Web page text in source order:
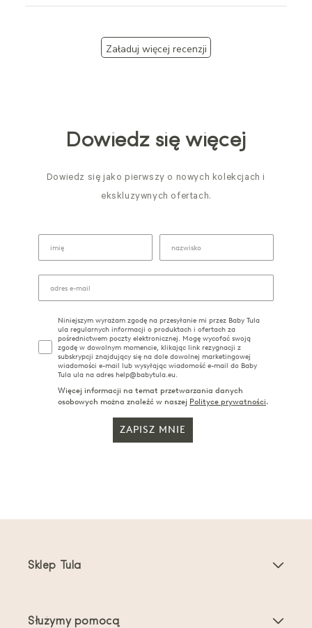
Załaduj więcej recenzji
Dowiedz się więcej
Dowiedz się jako pierwszy o nowych kolekcjach i
ekskluzywnych ofertach.
Niniejszym wyrażam zgodę na przesyłanie mi przez Baby Tula
ula regularnych informacji o produktach i ofertach za
pośrednictwem poczty elektronicznej. Mogę wycofać swoją
zgodę w dowolnym momencie, klikając link rezygnacji z
subskrypcji znajdujący się na dole dowolnej marketingowej
wiadomości e-mail lub wysyłając wiadomość e-mail do Baby
Tula ula na adres help@babytula.eu.
Więcej informacji na temat przetwarzania danych
osobowych można znaleźć w naszej Polityce prywatności.
ZAPISZ MNIE
Sklep Tula
Służymy pomocą